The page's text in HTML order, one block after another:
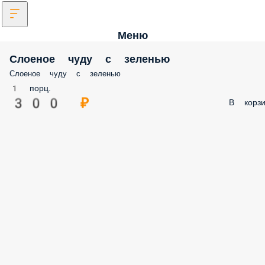
Меню
Слоеное чуду с зеленью
Слоеное чуду с зеленью
1 порц.
300 ₽ В